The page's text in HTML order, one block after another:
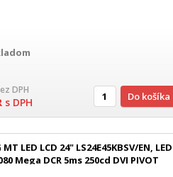
DPH
s DPH Do košíka
LED LCD 24" LS24E45KBSV/EN, LED
Mega DCR 5ms 250cd DVI PIVOT